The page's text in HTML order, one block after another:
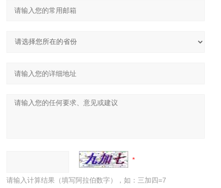
请输入计算结果（填写阿拉伯数字），如：三加四=7